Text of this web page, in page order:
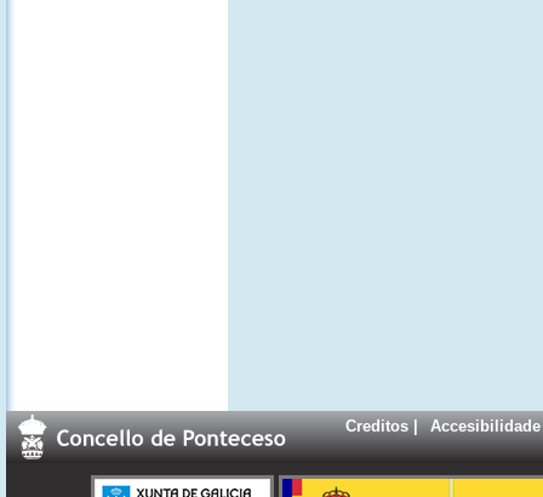
Creditos| Accesibilidade